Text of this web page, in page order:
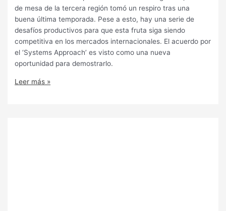
de mesa de la tercera región tomó un respiro tras una
buena última temporada. Pese a esto, hay una serie de
desafíos productivos para que esta fruta siga siendo
competitiva en los mercados internacionales. El acuerdo por
el ‘Systems Approach’ es visto como una nueva
oportunidad para demostrarlo.
Leer más »